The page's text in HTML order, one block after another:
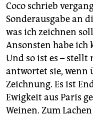
Coco schrieb
Sonderausgabe an
was ich zeichnen
Ansonsten habe ich
Und so ist es – stellt
antwortet sie, wenn
Zeichnung. Es ist
Ewigkeit aus Paris
Weinen. Zum